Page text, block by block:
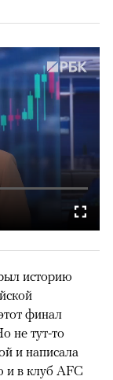
историю
финал
не тут-то
и написала
и в клуб AFC